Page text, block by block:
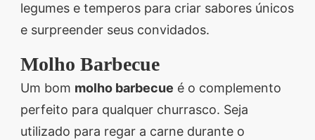
legumes e temperos para criar sabores únicos
e surpreender seus convidados.
Molho Barbecue
Um bom molho barbecue é o complemento
perfeito para qualquer churrasco. Seja
utilizado para regar a carne durante o